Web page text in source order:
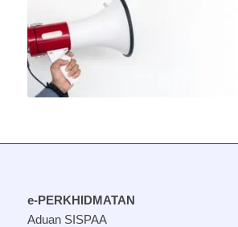
e-PERKHIDMATAN
Aduan SISPAA